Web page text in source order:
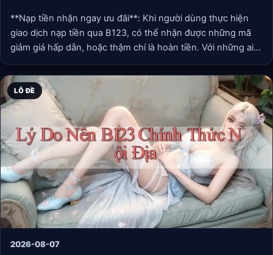
**Nạp tiền nhận ngay ưu đãi**: Khi người dùng thực hiện
giao dịch nạp tiền qua B123, có thể nhận được những mã
giảm giá hấp dẫn, hoặc thậm chí là hoàn tiền. Với những ai
thường xuyên sử dụng MoMo để thanh toán hóa đơn hoặc
mua sắm, đây thực sự là cơ hội không thể bỏ qua.
LÔ ĐỀ
2026-08-07